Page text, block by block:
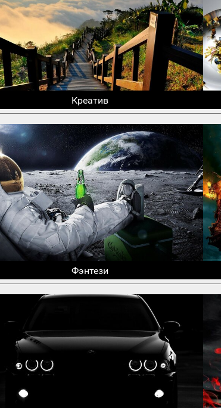
Креатив
Фэнтези